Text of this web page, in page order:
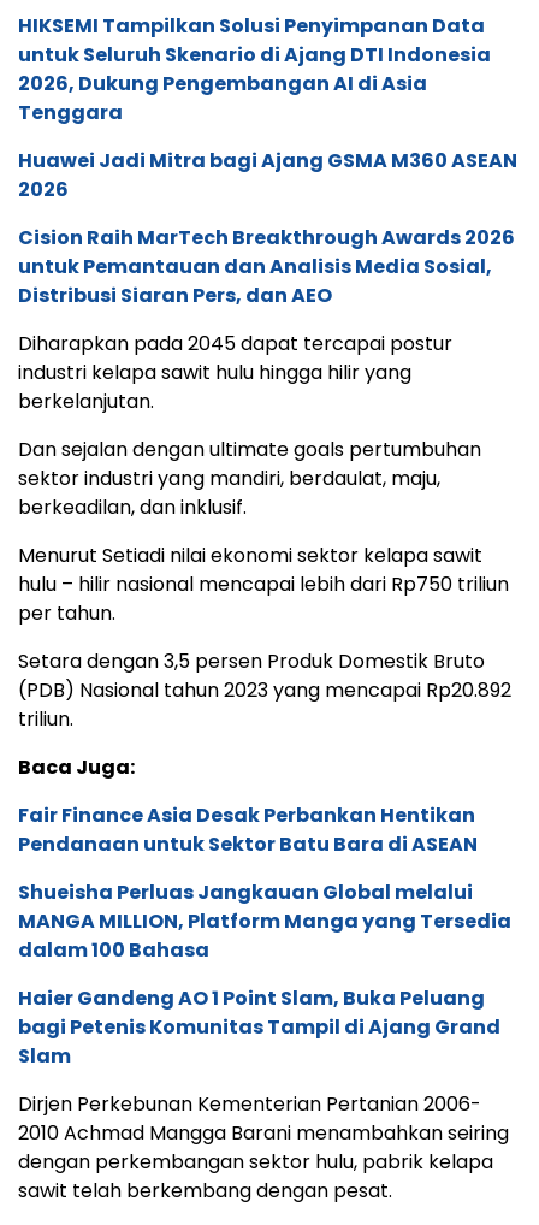
HIKSEMI Tampilkan Solusi Penyimpanan Data
untuk Seluruh Skenario di Ajang DTI Indonesia
2026, Dukung Pengembangan AI di Asia
Tenggara
Huawei Jadi Mitra bagi Ajang GSMA M360 ASEAN
2026
Cision Raih MarTech Breakthrough Awards 2026
untuk Pemantauan dan Analisis Media Sosial,
Distribusi Siaran Pers, dan AEO
Diharapkan pada 2045 dapat tercapai postur
industri kelapa sawit hulu hingga hilir yang
berkelanjutan.
Dan sejalan dengan ultimate goals pertumbuhan
sektor industri yang mandiri, berdaulat, maju,
berkeadilan, dan inklusif.
Menurut Setiadi nilai ekonomi sektor kelapa sawit
hulu – hilir nasional mencapai lebih dari Rp750 triliun
per tahun.
Setara dengan 3,5 persen Produk Domestik Bruto
(PDB) Nasional tahun 2023 yang mencapai Rp20.892
triliun.
Baca Juga:
Fair Finance Asia Desak Perbankan Hentikan
Pendanaan untuk Sektor Batu Bara di ASEAN
Shueisha Perluas Jangkauan Global melalui
MANGA MILLION, Platform Manga yang Tersedia
dalam 100 Bahasa
Haier Gandeng AO 1 Point Slam, Buka Peluang
bagi Petenis Komunitas Tampil di Ajang Grand
Slam
Dirjen Perkebunan Kementerian Pertanian 2006-
2010 Achmad Mangga Barani menambahkan seiring
dengan perkembangan sektor hulu, pabrik kelapa
sawit telah berkembang dengan pesat.